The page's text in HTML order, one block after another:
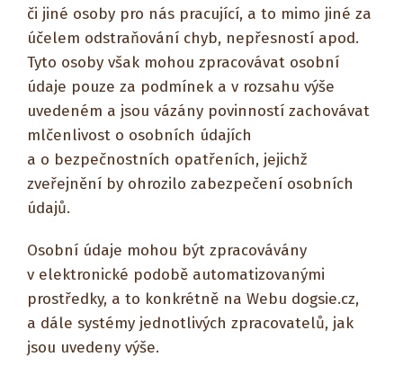
či jiné osoby pro nás pracující, a to mimo jiné za
účelem odstraňování chyb, nepřesností apod.
Tyto osoby však mohou zpracovávat osobní
údaje pouze za podmínek a v rozsahu výše
uvedeném a jsou vázány povinností zachovávat
mlčenlivost o osobních údajích
a o bezpečnostních opatřeních, jejichž
zveřejnění by ohrozilo zabezpečení osobních
údajů.
Osobní údaje mohou být zpracovávány
v elektronické podobě automatizovanými
prostředky, a to konkrétně na Webu dogsie.cz,
a dále systémy jednotlivých zpracovatelů, jak
jsou uvedeny výše.